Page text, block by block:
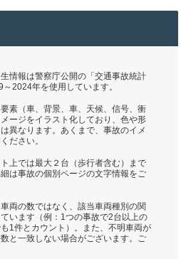
情報は警察庁公開の「交通事故統計
2024年を使用しています。
素（車、背景、車、天候、信号、衝
ージをイラスト化しており、色や形
異なります。あくまで、事故のイメ
ださい。
上では最大２台（歩行者含む）まで
は事故の個別ページの文字情報をご
両の数ではなく、該当車両種別の関
います（例：1つの事故で2台以上の
1件とカウント）。また、不明車両が
と一致しない場合がございます。ご